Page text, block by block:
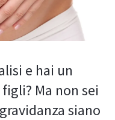
e hai un
Ma non sei
siano